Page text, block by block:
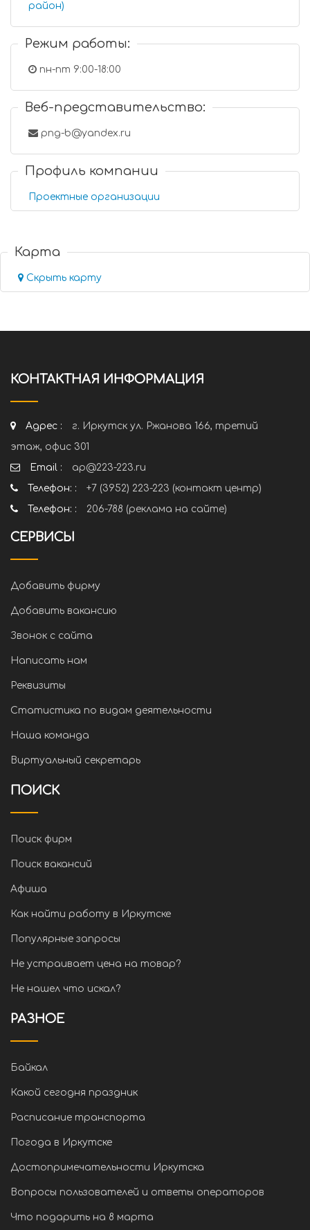
район)
Режим работы:
пн-пт 9:00-18:00
Веб-представительство:
png-b@yandex.ru
Профиль компании
Проектные организации
Карта
Скрыть карту
КОНТАКТНАЯ ИНФОРМАЦИЯ
Адрес :
г. Иркутск ул. Ржанова 166, третий
этаж, офис 301
Email :
ap@223-223.ru
Телефон: :
+7 (3952) 223-223 (контакт центр)
Телефон: :
206-788 (реклама на сайте)
СЕРВИСЫ
Добавить фирму
Добавить вакансию
Звонок с сайта
Написать нам
Реквизиты
Статистика по видам деятельности
Наша команда
Виртуальный секретарь
ПОИСК
Поиск фирм
Поиск вакансий
Афиша
Как найти работу в Иркутске
Популярные запросы
Не устраивает цена на товар?
Не нашел что искал?
РАЗНОЕ
Байкал
Какой сегодня праздник
Расписание транспорта
Погода в Иркутске
Достопримечательности Иркутска
Вопросы пользователей и ответы операторов
Что подарить на 8 марта